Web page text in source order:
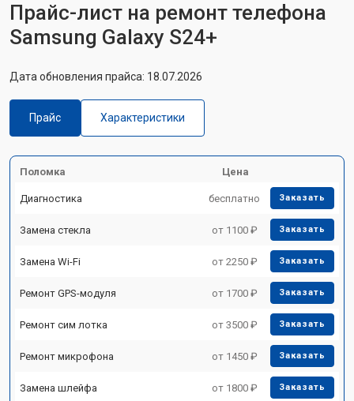
Прайс-лист на ремонт телефона
Samsung Galaxy S24+
Дата обновления прайса: 18.07.2026
Прайс Характеристики
Поломка Цена
Диагностика бесплатно Заказать
Замена стекла от 1100 ₽ Заказать
Замена Wi-Fi от 2250 ₽ Заказать
Ремонт GPS-модуля от 1700 ₽ Заказать
Ремонт сим лотка от 3500 ₽ Заказать
Ремонт микрофона от 1450 ₽ Заказать
Замена шлейфа от 1800 ₽ Заказать